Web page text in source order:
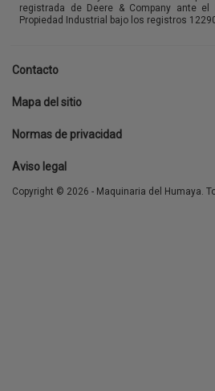
registrada de Deere & Company ante
Propiedad Industrial bajo los registros
Footer
menu
Contacto
Mapa del sitio
Normas de privacidad
Aviso legal
Copyright © 2026 - Maquinaria del Humaya.